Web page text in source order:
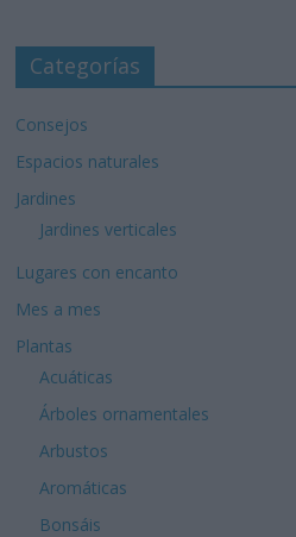
Categorías
Consejos
Espacios naturales
Jardines
Jardines verticales
Lugares con encanto
Mes a mes
Plantas
Acuáticas
Árboles ornamentales
Arbustos
Aromáticas
Bonsáis